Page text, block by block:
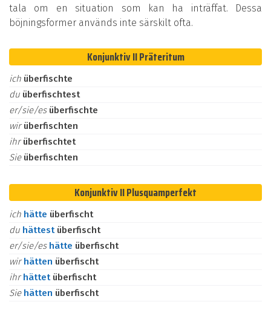
tala om en situation som kan ha inträffat. Dessa
böjningsformer används inte särskilt ofta.
Konjunktiv II Präteritum
ich überfischte
du überfischtest
er/sie/es überfischte
wirüberfischten
ihrüberfischtet
Sie überfischten
Konjunktiv II Plusquamperfekt
ich hätte überfischt
du hättest überfischt
er/sie/es hätte überfischt
wirhätten überfischt
ihrhättet überfischt
Sie hätten überfischt